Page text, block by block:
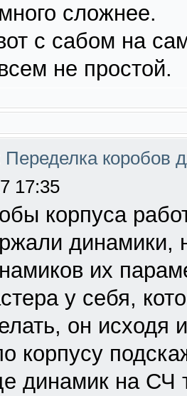
сложнее.
с сабом на
не простой.
Переделка коробов
17:35
корпуса
динамики,
их
у себя,
он исходя
корпусу
динамик на СЧ